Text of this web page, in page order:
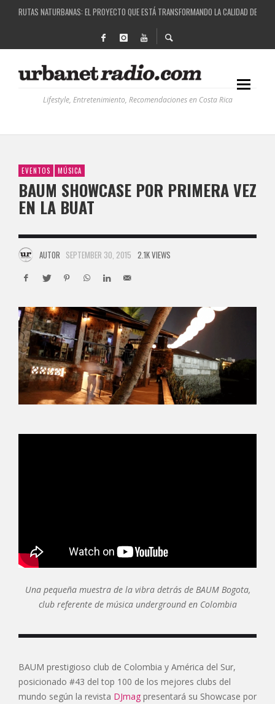
LA HISTORIA DETRÁS DE LA MÚSICA ELECTRÓNICA: BBC RADIOPHONIC WORKSHOP
RECORDANDO LA EXPERIENCIA BPM: UN REVIEW DE LA PRIMERA EDICIÓN QUE
COSTA RICA Y EL BPM FESTIVAL: UNA COMBINACIÓN EXITOSA
Lifestyle, Entretenimiento, Recomendaciones en Costa Rica
EVENTOS MÚSICA
BAUM SHOWCASE POR PRIMERA VEZ
EN LA BUAT
AUTOR SEPTEMBER 30, 2015 2.1K VIEWS
Una pequeña muestra de la vibra detrás de BAUM Bogota,
club referente de música underground en Colombia
BAUM prestigioso club de Colombia y América del Sur,
posicionado #43 del top 100 de los mejores clubs del
mundo según la revista DJmag presentará su Showcase por